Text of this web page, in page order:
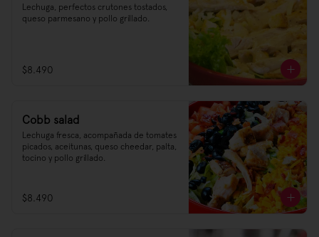
Lechuga, perfectos crutones tostados,
queso parmesano y pollo grillado.
$8.490
Cobb salad
Lechuga fresca, acompañada de tomates
picados, aceitunas, queso cheedar, palta,
tocino y pollo grillado.
$8.490